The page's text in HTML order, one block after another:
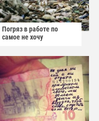
Погряз в работе по
самое не хочу